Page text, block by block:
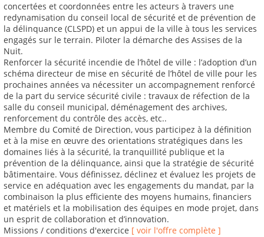
concertées et coordonnées entre les acteurs à travers une
redynamisation du conseil local de sécurité et de prévention de
la délinquance (CLSPD) et un appui de la ville à tous les services
engagés sur le terrain. Piloter la démarche des Assises de la
Nuit.
Renforcer la sécurité incendie de l’hôtel de ville : l’adoption d’un
schéma directeur de mise en sécurité de l’hôtel de ville pour les
prochaines années va nécessiter un accompagnement renforcé
de la part du service sécurité civile : travaux de réfection de la
salle du conseil municipal, déménagement des archives,
renforcement du contrôle des accès, etc..
Membre du Comité de Direction, vous participez à la définition
et à la mise en œuvre des orientations stratégiques dans les
domaines liés à la sécurité, la tranquillité publique et la
prévention de la délinquance, ainsi que la stratégie de sécurité
bâtimentaire. Vous définissez, déclinez et évaluez les projets de
service en adéquation avec les engagements du mandat, par la
combinaison la plus efficiente des moyens humains, financiers
et matériels et la mobilisation des équipes en mode projet, dans
un esprit de collaboration et d’innovation.
Missions / conditions d'exercice [ voir l'offre complète ]